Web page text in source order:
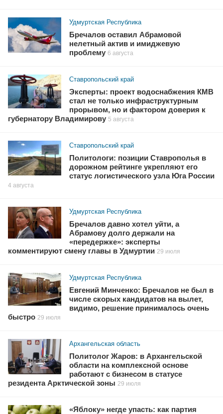
Удмуртская Республика
Бречалов оставил Абрамовой
нелетный актив и имиджевую
проблему 6 августа
Ставропольский край
Эксперты: проект водоснабжения КМВ
стал не только инфраструктурным
прорывом, но и фактором доверия к
губернатору Владимирову 5 августа
Ставропольский край
Политологи: позиции Ставрополья в
дорожном рейтинге укрепляют его
статус логистического узла Юга России
4 августа
Удмуртская Республика
Бречалов давно хотел уйти, а
Абрамову долго держали на
«передержке»: эксперты
комментируют смену главы в Удмуртии 29 июля
Удмуртская Республика
Евгений Минченко: Бречалов не был в
числе скорых кандидатов на вылет,
видимо, решение принималось очень
быстро 29 июля
Архангельская область
Политолог Жаров: в Архангельской
области на комплексной основе
работают с бизнесом в статусе
резидента Арктической зоны 29 июля
«Яблоку» негде упасть: как партия